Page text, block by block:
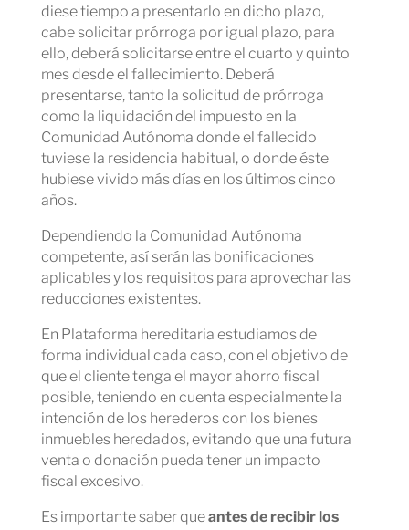
diese tiempo a presentarlo en dicho plazo,
cabe solicitar prórroga por igual plazo, para
ello, deberá solicitarse entre el cuarto y quinto
mes desde el fallecimiento. Deberá
presentarse, tanto la solicitud de prórroga
como la liquidación del impuesto en la
Comunidad Autónoma donde el fallecido
tuviese la residencia habitual, o donde éste
hubiese vivido más días en los últimos cinco
años.
Dependiendo la Comunidad Autónoma
competente, así serán las bonificaciones
aplicables y los requisitos para aprovechar las
reducciones existentes.
En Plataforma hereditaria estudiamos de
forma individual cada caso, con el objetivo de
que el cliente tenga el mayor ahorro fiscal
posible, teniendo en cuenta especialmente la
intención de los herederos con los bienes
inmuebles heredados, evitando que una futura
venta o donación pueda tener un impacto
fiscal excesivo.
Es importante saber queantes de recibir los